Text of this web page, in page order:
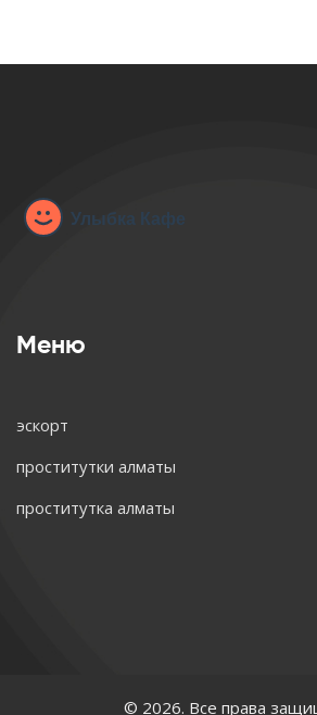
Меню
эскорт
проститутки алматы
проститутка алматы
© 2026. Все права